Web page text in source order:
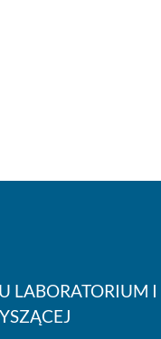
LABORATORIUM